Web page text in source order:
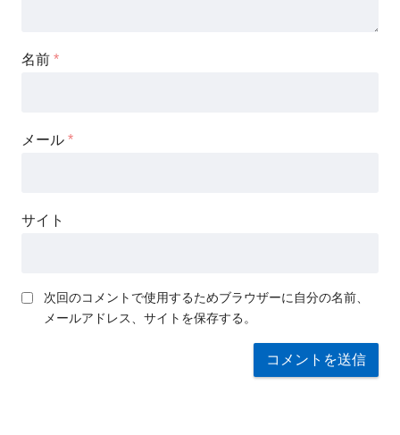
名前 *
メール *
サイト
次回のコメントで使用するためブラウザーに自分の名前、
メールアドレス、サイトを保存する。